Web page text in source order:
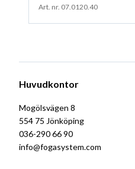
Art. nr. 07.0120.40
Huvudkontor
Mogölsvägen 8
554 75 Jönköping
036-290 66 90
info@fogasystem.com